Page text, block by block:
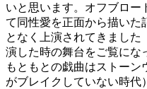
いと思います。オフブロー
て同性愛を正面から描いた
となく上演されてきました
演した時の舞台をご覧にな
もともとの戯曲はストー
がブレイクしていない時代